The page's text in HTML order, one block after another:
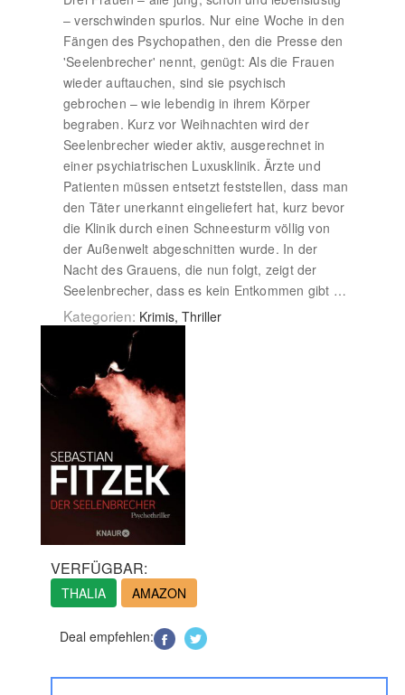
– verschwinden spurlos. Nur eine Woche in den
Fängen des Psychopathen, den die Presse den
'Seelenbrecher' nennt, genügt: Als die Frauen
wieder auftauchen, sind sie psychisch
gebrochen – wie lebendig in ihrem Körper
begraben. Kurz vor Weihnachten wird der
Seelenbrecher wieder aktiv, ausgerechnet in
einer psychiatrischen Luxusklinik. Ärzte und
Patienten müssen entsetzt feststellen, dass man
den Täter unerkannt eingeliefert hat, kurz bevor
die Klinik durch einen Schneesturm völlig von
der Außenwelt abgeschnitten wurde. In der
Nacht des Grauens, die nun folgt, zeigt der
Seelenbrecher, dass es kein Entkommen gibt …
Kategorien: Krimis, Thriller
VERFÜGBAR:
THALIA AMAZON
Deal empfehlen: